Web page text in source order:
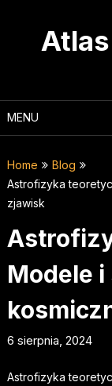
MENU
Home
Blog
Astrofizyka
zjawisk
Modele
6 sierpnia, 2024
Astrofizyka